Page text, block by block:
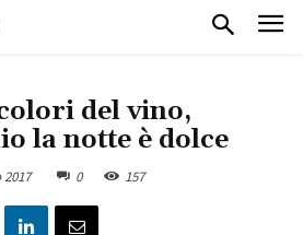
del vino,
la notte è dolce
0 157